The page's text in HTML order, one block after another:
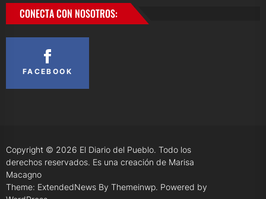
CONECTA CON NOSOTROS:
FACEBOOK
Copyright © 2026 El Diario del Pueblo. Todo los
derechos reservados. Es una creación de Marisa
Macagno
Theme: ExtendedNews By Themeinwp. Powered by